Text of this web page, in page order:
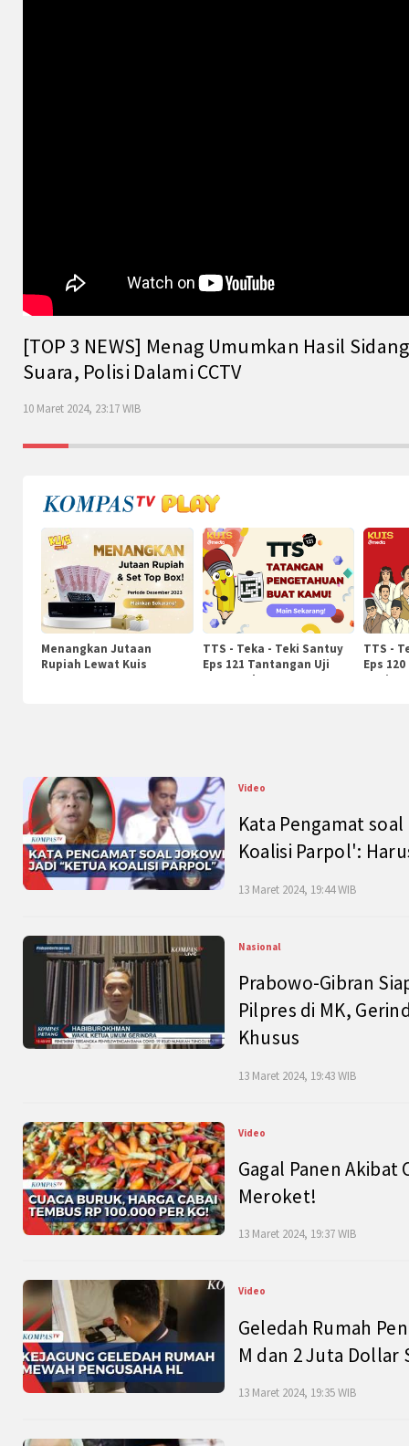
[TOP 3 NEWS] Menag Umumkan Hasil
Suara, Polisi Dalami CCTV
10 Maret 2024, 23:17 WIB
Menangkan Jutaan
Rupiah Lewat Kuis
TTS - Teka - Teki Santuy
Eps 121 Tantangan Uji
Pengetahuan
TTS -
Eps
Video
Kata Pengamat
Koalisi Parpol':
13 Maret 2024, 19:44 WIB
Nasional
Prabowo-Gibran
Pilpres di MK,
Khusus
13 Maret 2024, 19:43 WIB
Video
Gagal Panen Akibat
Meroket!
13 Maret 2024, 19:37 WIB
Video
Geledah Rumah
M dan 2 Juta Dollar
13 Maret 2024, 19:35 WIB